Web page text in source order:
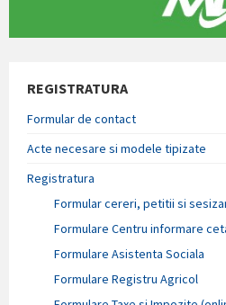
REGISTRATURA
Formular de contact
Acte necesare si modele tipizate
Registratura
Formular cereri, petitii si
Formulare Centru informare
Formulare Asistenta Sociala
Formulare Registru Agricol